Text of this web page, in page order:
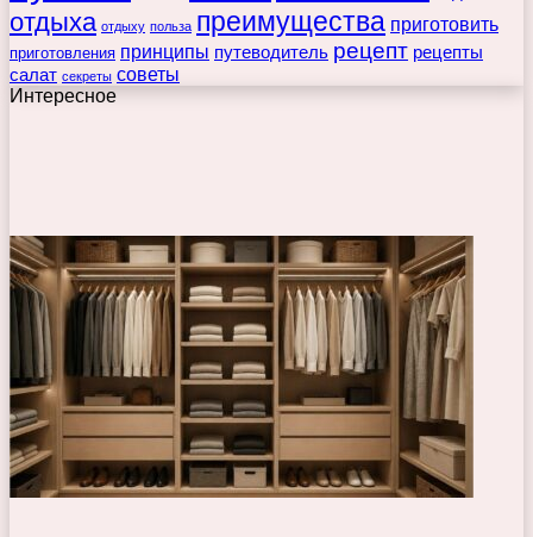
отдыха отдыху польза преимущества приготовить
приготовления принципы путеводитель рецепт рецепты
салат секреты советы
Интересное